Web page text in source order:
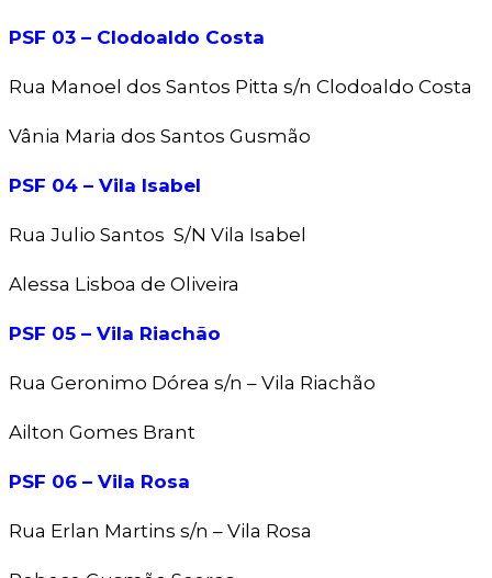
PSF 03 – Clodoaldo Costa
Rua Manoel dos Santos Pitta s/n Clodoaldo Costa
Vânia Maria dos Santos Gusmão
PSF 04 – Vila Isabel
Rua Julio Santos S/N Vila Isabel
Alessa Lisboa de Oliveira
PSF 05 – Vila Riachão
Rua Geronimo Dórea s/n – Vila Riachão
Ailton Gomes Brant
PSF 06 – Vila Rosa
Rua Erlan Martins s/n – Vila Rosa